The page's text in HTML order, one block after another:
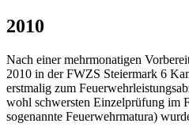
2010
Nach einer mehrmonatigen
2010 in der FWZS Steiermark 6
erstmalig zum
wohl schwersten Einzelprüfung im
sogenannte Feuerwehrmatura)